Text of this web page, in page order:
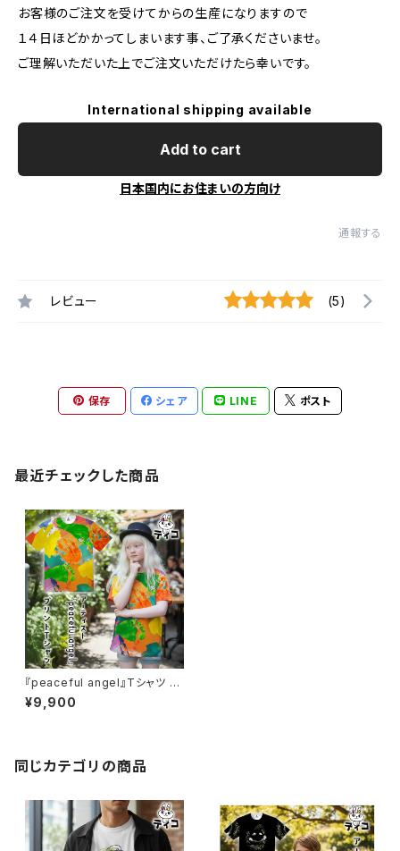
お客様のご注文を受けてからの生産になりますので
１４日ほどかかってしまいます事、ご了承くださいませ。
ご理解いただいた上でご注文いただけたら幸いです。
International shipping available
Add to cart
日本国内にお住まいの方向け
通報する
レビュー (5)
保存 シェア LINE ポスト
最近チェックした商品
『peaceful angel』Tシャツ
(ドライメッシュ)
¥9,900
同じカテゴリの商品